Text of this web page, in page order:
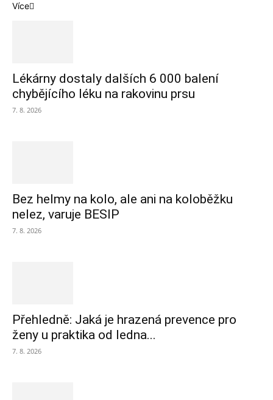
Více
Lékárny dostaly dalších 6 000 balení
chybějícího léku na rakovinu prsu
7. 8. 2026
Bez helmy na kolo, ale ani na koloběžku
nelez, varuje BESIP
7. 8. 2026
Přehledně: Jaká je hrazená prevence pro
ženy u praktika od ledna...
7. 8. 2026